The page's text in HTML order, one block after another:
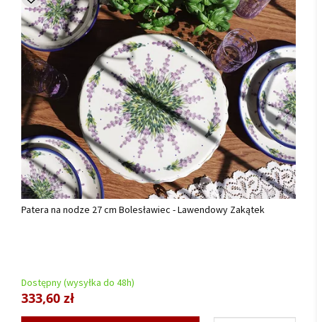
Patera na nodze 27 cm Bolesławiec - Lawendowy Zakątek
Dostępny (wysyłka do 48h)
333,60 zł